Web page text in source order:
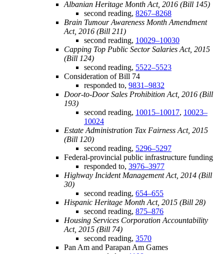
Albanian Heritage Month Act, 2016 (Bill 145)
second reading, 8267–8268
Brain Tumour Awareness Month Amendment
Act, 2016 (Bill 211)
second reading, 10029–10030
Capping Top Public Sector Salaries Act, 2015
(Bill 124)
second reading, 5522–5523
Consideration of Bill 74
responded to, 9831–9832
Door-to-Door Sales Prohibition Act, 2016 (Bill
193)
second reading, 10015–10017, 10023–
10024
Estate Administration Tax Fairness Act, 2015
(Bill 120)
second reading, 5296–5297
Federal-provincial public infrastructure funding
responded to, 3976–3977
Highway Incident Management Act, 2014 (Bill
30)
second reading, 654–655
Hispanic Heritage Month Act, 2015 (Bill 28)
second reading, 875–876
Housing Services Corporation Accountability
Act, 2015 (Bill 74)
second reading, 3570
Pan Am and Parapan Am Games